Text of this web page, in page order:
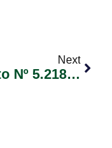
Next
Decreto Nº 5.218, De 23 De Fevereiro De 2021.